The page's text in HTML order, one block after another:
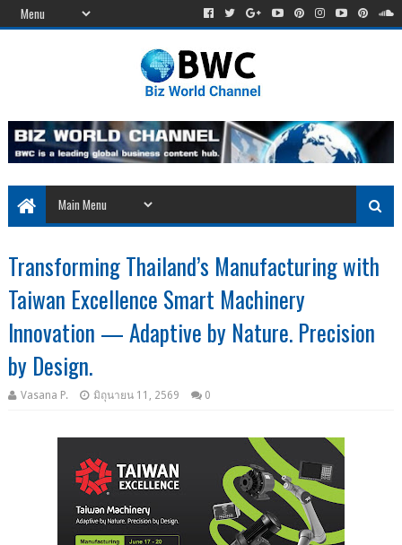
Transforming Thailand’s Manufacturing with
Taiwan Excellence Smart Machinery
Innovation — Adaptive by Nature. Precision
by Design.
Vasana P. มิถุนายน 11, 2569 0